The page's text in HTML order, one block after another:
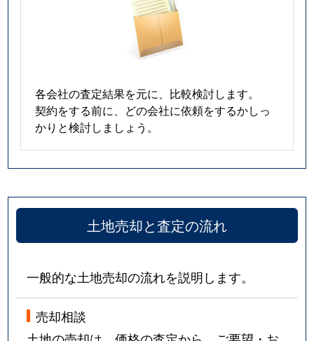
各会社の査定結果を元に、比較検討します。
契約をする前に、どの会社に依頼をするかしっ
かりと検討しましょう。
土地売却と査定の流れ
一般的な土地売却の流れを説明します。
売却相談